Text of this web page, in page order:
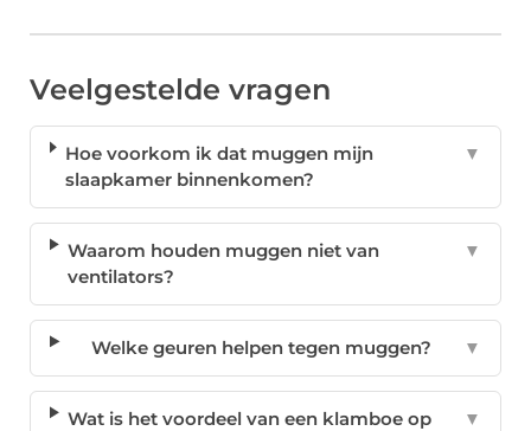
Veelgestelde vragen
Hoe voorkom ik dat muggen mijn
slaapkamer binnenkomen?
▼
Waarom houden muggen niet van
ventilators?
▼
Welke geuren helpen tegen muggen? ▼
Wat is het voordeel van een klamboe op
▼